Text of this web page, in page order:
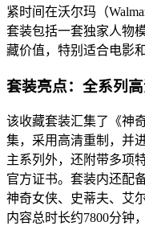
紧时间在沃尔玛（
套装包括一套独家人物
藏价值，特别适合电影
套装亮点：全系列
该收藏套装汇集了《神
集，采用高清重制，并
主系列外，还附带多项
官方证书。套装内还配
神奇女侠、史蒂夫、艾
内容总时长约7800分钟